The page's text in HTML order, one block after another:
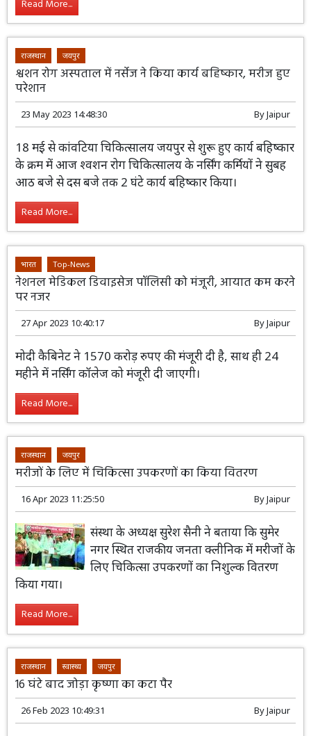
Read More...
राजस्थान जयपुर
श्वशन रोग अस्पताल में नर्सेज ने किया कार्य बहिष्कार, मरीज हुए
परेशान
23 May 2023 14:48:30 ByJaipur
18 मई से कांवटिया चिकित्सालय जयपुर से शुरू हुए कार्य बहिष्कार
के क्रम में आज श्वशन रोग चिकित्सालय के नर्सिंग कर्मियों ने सुबह
आठ बजे से दस बजे तक 2 घंटे कार्य बहिष्कार किया।
Read More...
भारत Top-News
नेशनल मेडिकल डिवाइसेज पॉलिसी को मंजूरी, आयात कम करने
पर नजर
27 Apr 2023 10:40:17 ByJaipur
मोदी कैबिनेट ने 1570 करोड़ रुपए की मंजूरी दी है, साथ ही 24
महीने में नर्सिंग कॉलेज को मंजूरी दी जाएगी।
Read More...
राजस्थान जयपुर
मरीजों के लिए में चिकित्सा उपकरणों का किया वितरण
संस्था के अध्यक्ष सुरेश सैनी ने बताया कि सुमेर
नगर स्थित राजकीय जनता क्लीनिक में मरीजों के
किया गया।
Read More...
राजस्थान स्वास्थ्य जयपुर
16 घंटे बाद जोड़ा कृष्णा का कटा पैर
26 Feb 2023 10:49:31 ByJaipur